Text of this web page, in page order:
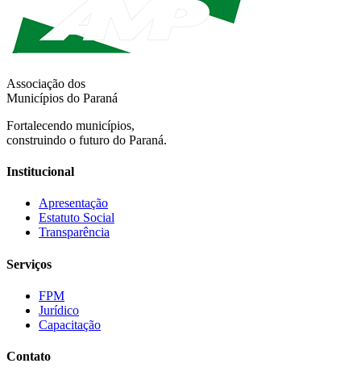
Associação dos
Municípios do Paraná
Fortalecendo municípios,
construindo o futuro do Paraná.
Institucional
Apresentação
Estatuto Social
Transparência
Serviços
FPM
Jurídico
Capacitação
Contato